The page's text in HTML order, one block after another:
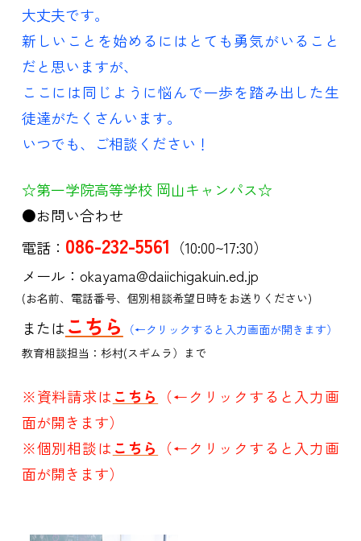
大丈夫です。
新しいことを始めるにはとても勇気がいること
だと思いますが、
ここには同じように悩んで一歩を踏み出した生
徒達がたくさんいます。
いつでも、ご相談ください！
☆第一学院高等学校 岡山キャンパス☆
●お問い合わせ
電話： 086-232-5561 （10:00~17:30）
メール：okayama@daiichigakuin.ed.jp
(お名前、電話番号、個別相談希望日時をお送りください)
または こちら
（←クリックすると入力画面が開きます）
教育相談担当：杉村(スギムラ）まで
※資料請求は こちら
（←クリックすると入力画
面が開きます）
※個別相談は こちら
（←クリックすると入力画
面が開きます）